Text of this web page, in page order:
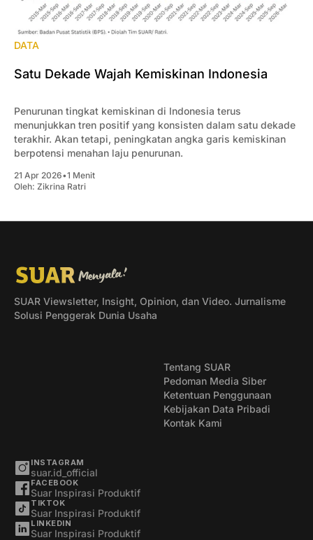
DATA
Satu Dekade Wajah Kemiskinan Indonesia
Penurunan tingkat kemiskinan di Indonesia terus
menunjukkan tren positif yang konsisten dalam satu dekade
terakhir. Akan tetapi, peningkatan angka garis kemiskinan
berpotensi menahan laju penurunan.
21 Apr 2026•1 Menit
Oleh: Zikrina Ratri
SUAR Viewsletter, Insight, Opinion, dan Video. Jurnalisme
Solusi Penggerak Dunia Usaha
Tentang SUAR
Pedoman Media Siber
Ketentuan Penggunaan
Kebijakan Data Pribadi
Kontak Kami
INSTAGRAM
suar.id_official
FACEBOOK
Suar Inspirasi Produktif
TIKTOK
Suar Inspirasi Produktif
LINKEDIN
Suar Inspirasi Produktif